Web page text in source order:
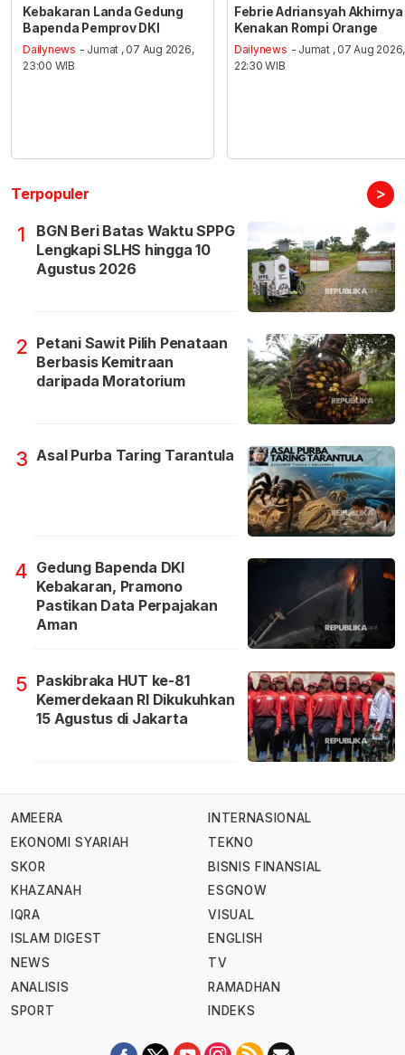
Kebakaran Landa Gedung
Bapenda Pemprov DKI
Dailynews - Jumat , 07 Aug 2026,
23:00 WIB
Febrie Adriansyah Akhirnya
Kenakan Rompi Orange
Dailynews - Jumat , 07 Aug 2026,
22:30 WIB
Terpopuler >
1
BGN Beri Batas Waktu SPPG
Lengkapi SLHS hingga 10
Agustus 2026
2 Petani Sawit Pilih Penataan
Berbasis Kemitraan
daripada Moratorium
3 Asal Purba Taring Tarantula
4 Gedung Bapenda DKI
Kebakaran, Pramono
Pastikan Data Perpajakan
Aman
5 Paskibraka HUT ke-81
Kemerdekaan RI Dikukuhkan
15 Agustus di Jakarta
AMEERA
EKONOMI SYARIAH
SKOR
KHAZANAH
IQRA
ISLAM DIGEST
NEWS
ANALISIS
SPORT
INTERNASIONAL
TEKNO
BISNIS FINANSIAL
ESGNOW
VISUAL
ENGLISH
TV
RAMADHAN
INDEKS